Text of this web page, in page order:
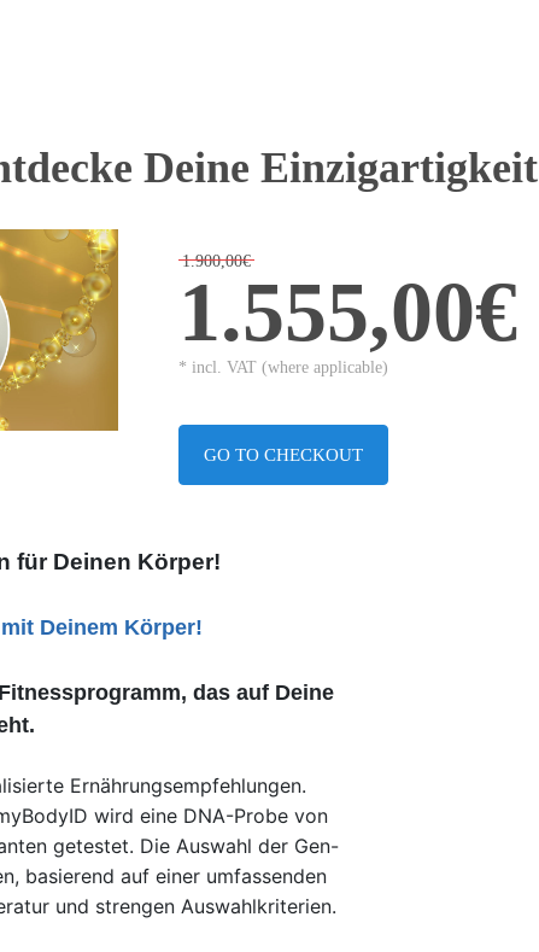
Deine Einzigartigkeit
1.900,00€
1.555,00€
* incl. VAT (where applicable)
GO TO CHECKOUT
für Deinen Körper!
Deinem Körper!
das auf Deine
Ernährungsempfehlungen.
wird eine DNA-Probe von
getestet. Die Auswahl der Gen-
basierend auf einer umfassenden
und strengen Auswahlkriterien.